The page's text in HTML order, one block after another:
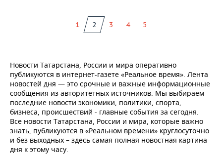
1 2 3 4 5
Новости Татарстана, России и мира оперативно
публикуются в интернет-газете «Реальное время». Лента
новостей дня — это срочные и важные информационные
сообщения из авторитетных источников. Мы выбираем
последние новости экономики, политики, спорта,
бизнеса, происшествий - главные события за сегодня.
Все новости Татарстана, России и мира, которые важно
знать, публикуются в «Реальном времени» круглосуточно
и без выходных – здесь самая полная новостная картина
дня к этому часу.